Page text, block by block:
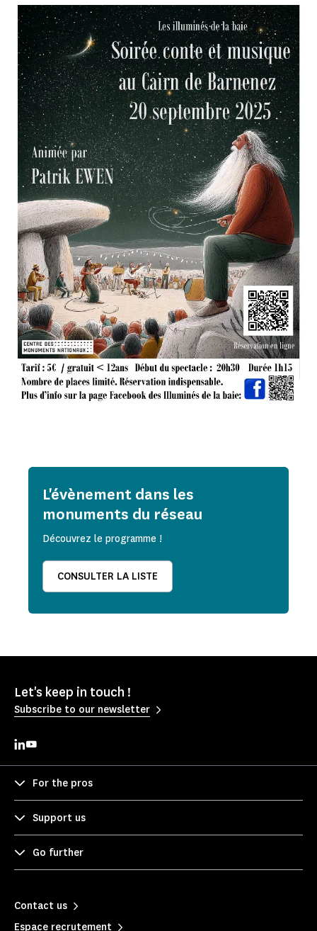
L'évènement dans les
monuments du réseau
Découvrez le programme !
CONSULTER LA LISTE
Let's keep in touch !
Subscribe to our newsletter
For the pros
Support us
Go further
Contact us
Espace recrutement